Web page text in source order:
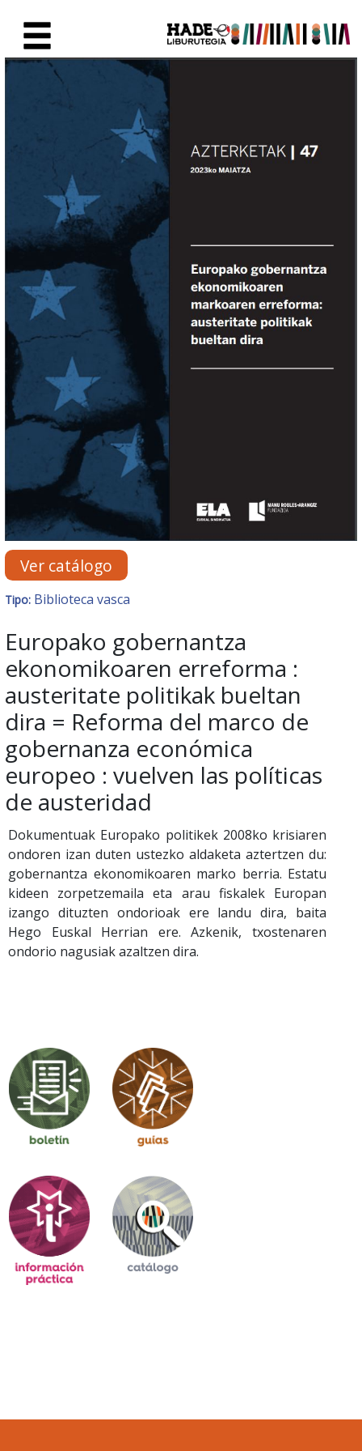
Ficha de Novedades -
Ver catálogo
Tipo: Biblioteca vasca
Europako gobernantza
ekonomikoaren erreforma :
austeritate politikak bueltan
dira = Reforma del marco de
gobernanza económica
europeo : vuelven las políticas
de austeridad
Dokumentuak Europako politikek 2008ko krisiaren
ondoren izan duten ustezko aldaketa aztertzen du:
gobernantza ekonomikoaren marko berria. Estatu
kideen zorpetzemaila eta arau fiskalek Europan
izango dituzten ondorioak ere landu dira, baita
Hego Euskal Herrian ere. Azkenik, txostenaren
ondorio nagusiak azaltzen dira.